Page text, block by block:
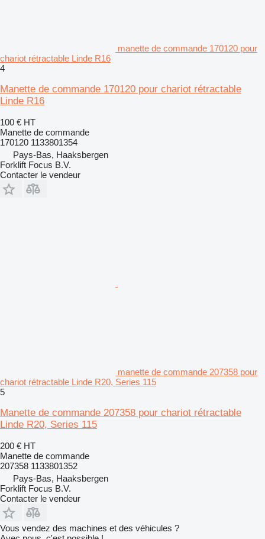
manette de commande 170120 pour
chariot rétractable Linde R16
4
Manette de commande 170120 pour chariot rétractable
Linde R16
100 € HT
Manette de commande
170120 1133801354
Pays-Bas, Haaksbergen
Forklift Focus B.V.
Contacter le vendeur
manette de commande 207358 pour
chariot rétractable Linde R20, Series 115
5
Manette de commande 207358 pour chariot rétractable
Linde R20, Series 115
200 € HT
Manette de commande
207358 1133801352
Pays-Bas, Haaksbergen
Forklift Focus B.V.
Contacter le vendeur
Vous vendez des machines et des véhicules ?